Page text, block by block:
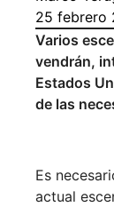
25 febrero
Varios
vendrán,
Estados
de las
Es
actual